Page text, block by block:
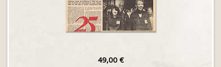
49,00 €